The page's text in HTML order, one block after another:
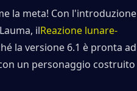
la meta! Con l'introduzione
ilReazione lunare-
la versione 6.1 è pronta ad
un personaggio costruito